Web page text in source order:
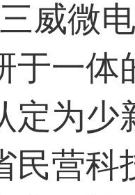
微电
于一体
定为少
民营科